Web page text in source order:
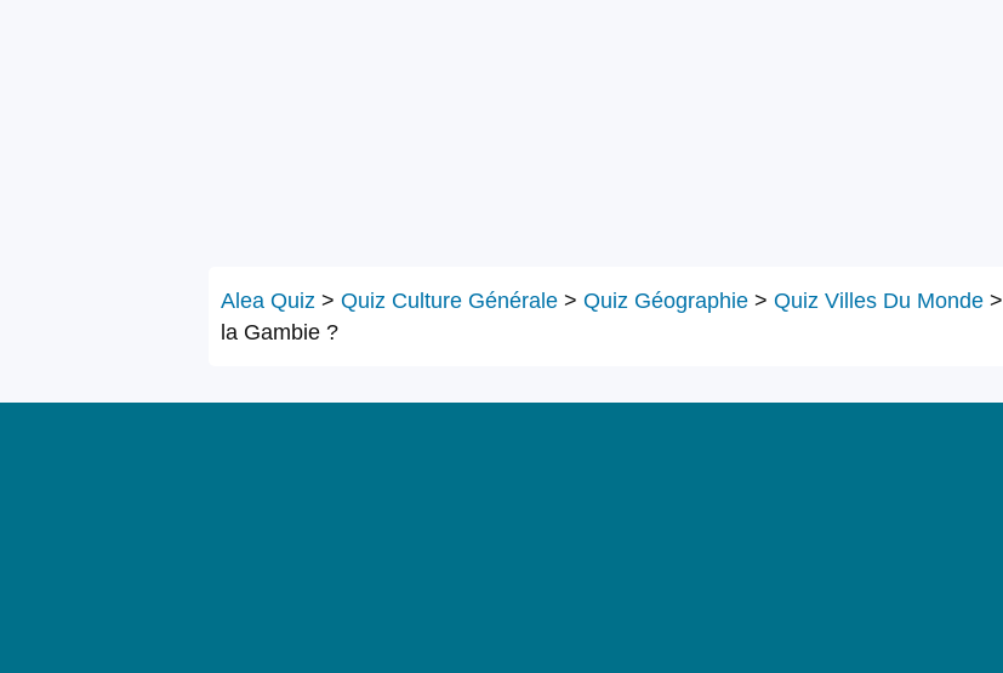
Alea Quiz > Quiz Culture Générale > Quiz Géographie > Quiz Villes Du Monde >
la Gambie ?